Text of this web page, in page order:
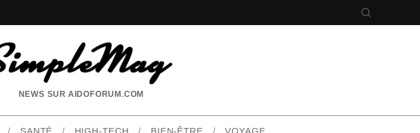
NEWS SUR AIDOFORUM.COM